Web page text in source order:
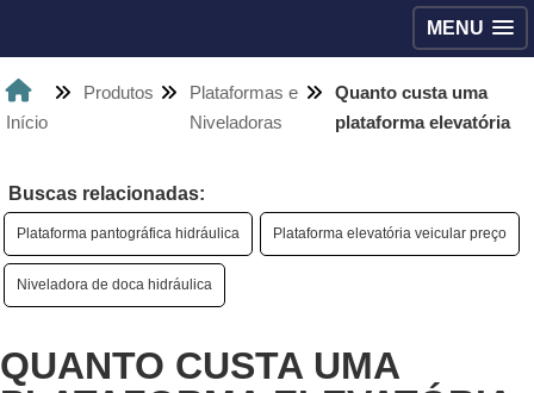
MENU
Início
Produtos
Plataformas e
Niveladoras
Quanto custa uma
plataforma elevatória
Buscas relacionadas:
Plataforma pantográfica hidráulica Plataforma elevatória veicular preço
Niveladora de doca hidráulica
QUANTO CUSTA UMA